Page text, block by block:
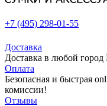
+7 (495) 298-01-55
Доставка
Доставка в любой город
Оплата
Безопасная и быстрая
комиссии!
Отзывы